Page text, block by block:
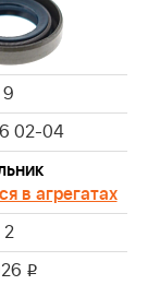
9
02-04
в агрегатах
2
i